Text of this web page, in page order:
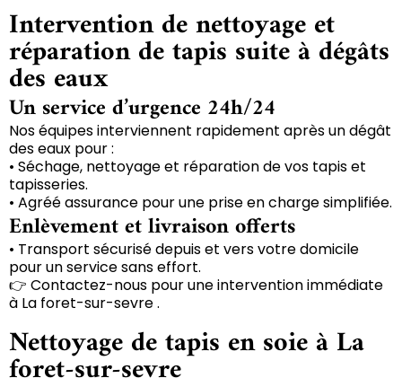
Intervention de nettoyage et
réparation de tapis suite à dégâts
des eaux
Un service d’urgence 24h/24
Nos équipes interviennent rapidement après un dégât
des eaux pour :
• Séchage, nettoyage et réparation de vos tapis et
tapisseries.
• Agréé assurance pour une prise en charge simplifiée.
Enlèvement et livraison offerts
• Transport sécurisé depuis et vers votre domicile
pour un service sans effort.
👉 Contactez-nous pour une intervention immédiate
à La foret-sur-sevre .
Nettoyage de tapis en soie à La
foret-sur-sevre